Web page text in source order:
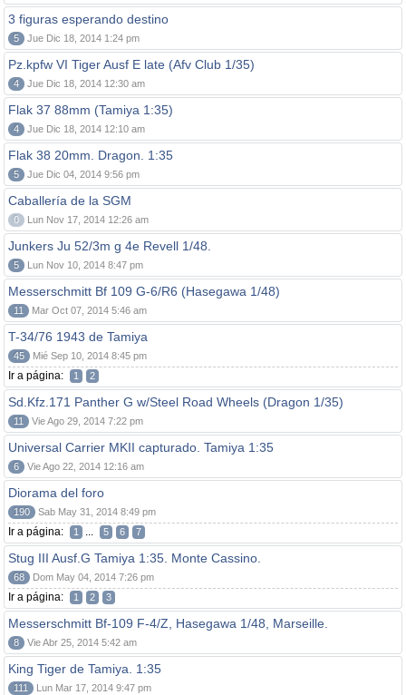
3 figuras esperando destino
5 Jue Dic 18, 2014 1:24 pm
Pz.kpfw VI Tiger Ausf E late (Afv Club 1/35)
4 Jue Dic 18, 2014 12:30 am
Flak 37 88mm (Tamiya 1:35)
4 Jue Dic 18, 2014 12:10 am
Flak 38 20mm. Dragon. 1:35
5 Jue Dic 04, 2014 9:56 pm
Caballería de la SGM
0 Lun Nov 17, 2014 12:26 am
Junkers Ju 52/3m g 4e Revell 1/48.
5 Lun Nov 10, 2014 8:47 pm
Messerschmitt Bf 109 G-6/R6 (Hasegawa 1/48)
11 Mar Oct 07, 2014 5:46 am
T-34/76 1943 de Tamiya
45 Mié Sep 10, 2014 8:45 pm
Ir a página: 1 2
Sd.Kfz.171 Panther G w/Steel Road Wheels (Dragon 1/35)
11 Vie Ago 29, 2014 7:22 pm
Universal Carrier MKII capturado. Tamiya 1:35
6 Vie Ago 22, 2014 12:16 am
Diorama del foro
190 Sab May 31, 2014 8:49 pm
Ir a página: 1 ... 5 6 7
Stug III Ausf.G Tamiya 1:35. Monte Cassino.
68 Dom May 04, 2014 7:26 pm
Ir a página: 1 2 3
Messerschmitt Bf-109 F-4/Z, Hasegawa 1/48, Marseille.
8 Vie Abr 25, 2014 5:42 am
King Tiger de Tamiya. 1:35
111 Lun Mar 17, 2014 9:47 pm